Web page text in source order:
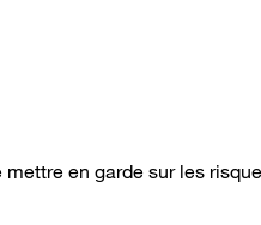
en garde sur les